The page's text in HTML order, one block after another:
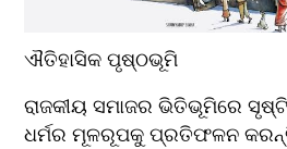
ରାଜକୀୟ ସମାଜର ଭିତିଭୂମିରେ
ଧର୍ମର ମୂଳରୂପକୁ ପ୍ରତିଫଳନ